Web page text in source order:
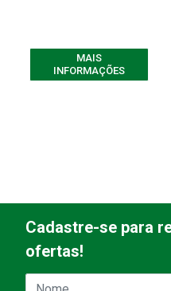
MAIS
INFORMAÇÕES
Cadastre-se para
ofertas!